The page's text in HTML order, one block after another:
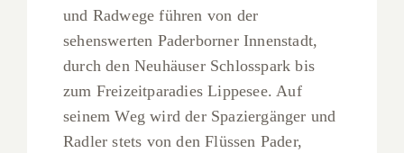
und Radwege führen von der
sehenswerten Paderborner Innenstadt,
durch den Neuhäuser Schlosspark bis
zum Freizeitparadies Lippesee. Auf
seinem Weg wird der Spaziergänger und
Radler stets von den Flüssen Pader,